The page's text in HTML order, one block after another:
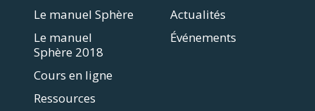
Le manuel Sphère
Le manuel
Sphère 2018
Cours en ligne
Ressources
Actualités
Événements